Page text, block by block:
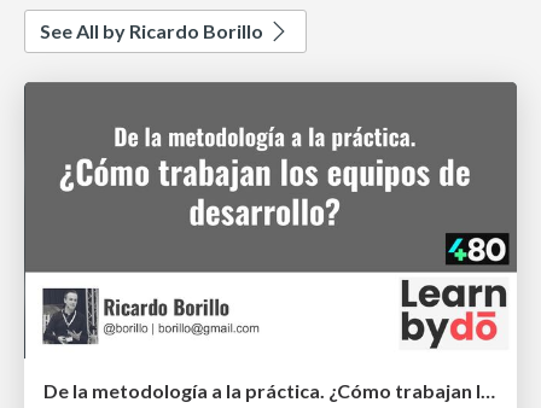
See All by Ricardo Borillo
De la metodología a la práctica. ¿Cómo trabajan los equipos de desarrollo?